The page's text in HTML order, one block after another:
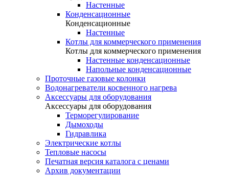
Настенные
Конденсационные
Конденсационные
Настенные
Котлы для коммерческого применения
Котлы для коммерческого применения
Настенные конденсационные
Напольные конденсационные
Проточные газовые колонки
Водонагреватели косвенного нагрева
Аксессуары для оборудования
Аксессуары для оборудования
Терморегулирование
Дымоходы
Гидравлика
Электрические котлы
Тепловые насосы
Печатная версия каталога с ценами
Архив документации